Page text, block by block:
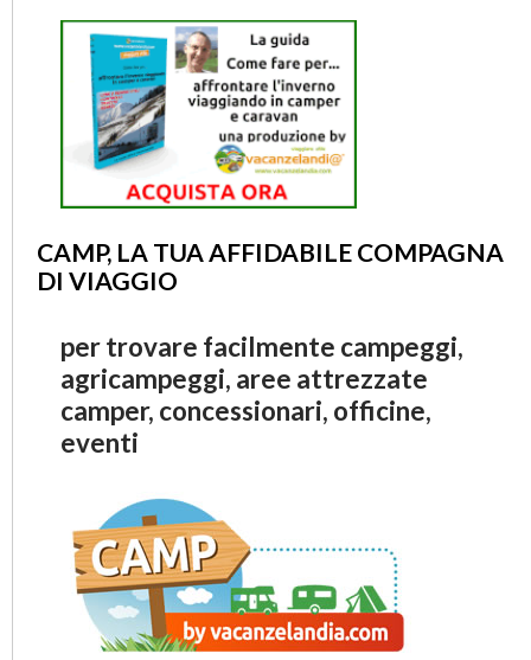
CAMP, LA TUA AFFIDABILE COMPAGNA
DI VIAGGIO
per trovare facilmente campeggi,
agricampeggi, aree attrezzate
camper, concessionari, officine,
eventi